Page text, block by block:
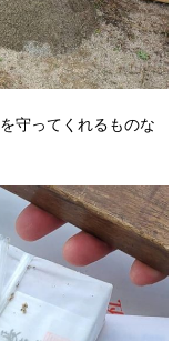
守ってくれるものな